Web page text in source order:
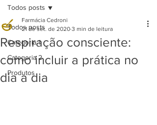
Todos posts
Categoria 1
Categoria 2
Produtos
Todos posts
Respiração consciente:
como incluir a prática no
dia a dia
Farmácia Cedroni
21 de set. de 2020 3 min de leitura